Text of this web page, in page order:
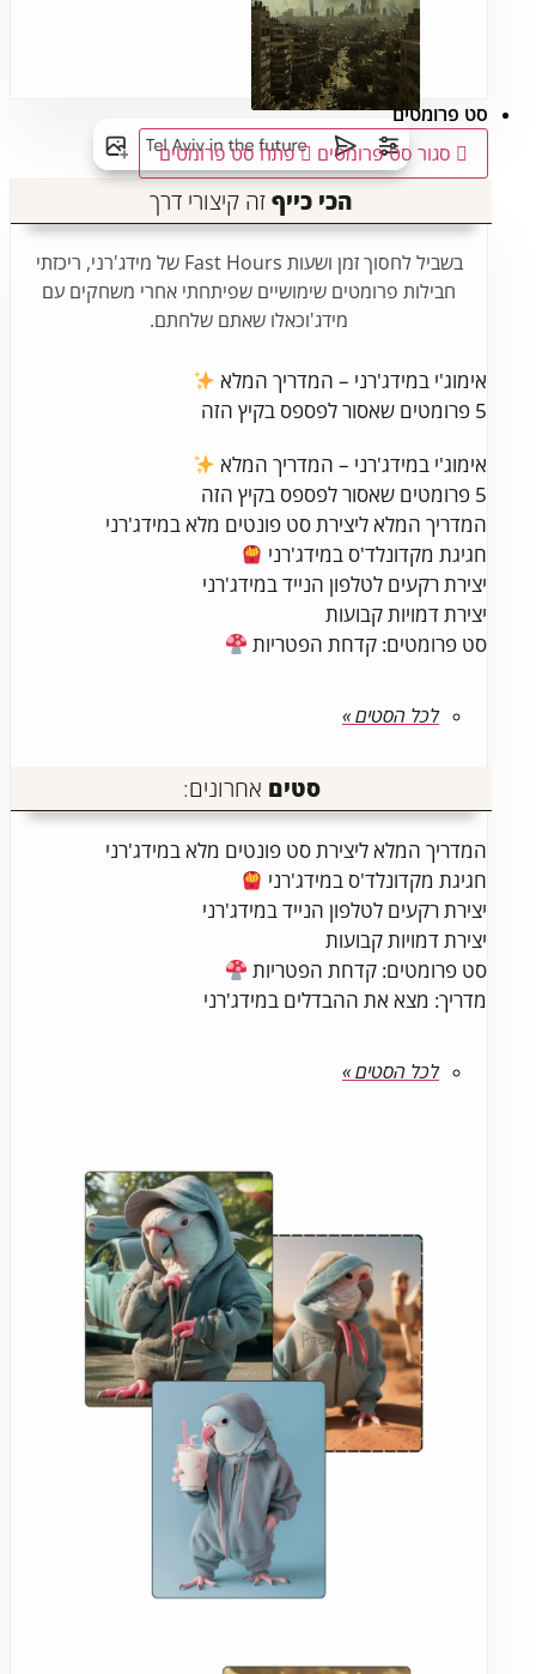
סט פרומטים
סגור סט פרומטים
פתח סט פרומטים
הכי כייףזה קיצורי דרך
בשביל לחסוך זמן ושעות Fast Hours של מידג'רני, ריכזתי
חבילות פרומטים שימושיים שפיתחתי אחרי משחקים עם
מידג'וכאלו שאתם שלחתם.
אימוג'י במידג'רני – המדריך המלא
אימוג'י במידג'רני – המדריך המלא
המדריך המלא ליצירת סט פונטים מלא במידג'רני
חגיגת מקדונלד'ס במידג'רני
יצירת רקעים לטלפון הנייד במידג'רני
יצירת דמויות קבועות
סט פרומטים: קדחת הפטריות
לכל הסטים »
סטיםאחרונים:
המדריך המלא ליצירת סט פונטים מלא במידג'רני
חגיגת מקדונלד'ס במידג'רני
יצירת רקעים לטלפון הנייד במידג'רני
יצירת דמויות קבועות
סט פרומטים: קדחת הפטריות
מדריך: מצא את ההבדלים במידג'רני
לכל הסטים »